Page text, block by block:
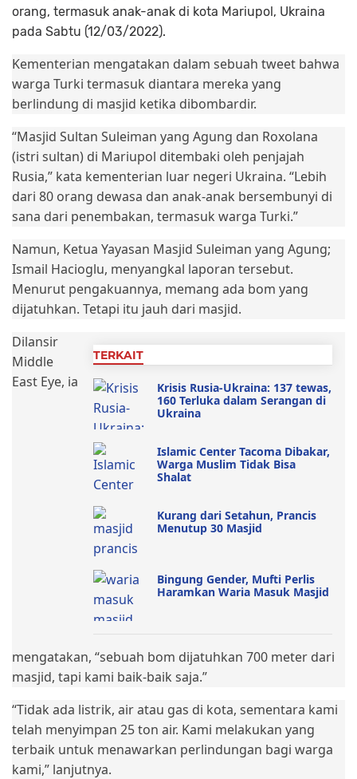
orang, termasuk anak-anak di kota Mariupol, Ukraina
pada Sabtu (12/03/2022).
Kementerian mengatakan dalam sebuah tweet bahwa
warga Turki termasuk diantara mereka yang
berlindung di masjid ketika dibombardir.
“Masjid Sultan Suleiman yang Agung dan Roxolana
(istri sultan) di Mariupol ditembaki oleh penjajah
Rusia,” kata kementerian luar negeri Ukraina. “Lebih
dari 80 orang dewasa dan anak-anak bersembunyi di
sana dari penembakan, termasuk warga Turki.”
Namun, Ketua Yayasan Masjid Suleiman yang Agung;
Ismail Hacioglu, menyangkal laporan tersebut.
Menurut pengakuannya, memang ada bom yang
dijatuhkan. Tetapi itu jauh dari masjid.
TERKAIT
Krisis Rusia-Ukraina: 137 tewas,
160 Terluka dalam Serangan di
Ukraina
Islamic Center Tacoma Dibakar,
Warga Muslim Tidak Bisa
Shalat
Kurang dari Setahun, Prancis
Menutup 30 Masjid
Bingung Gender, Mufti Perlis
Haramkan Waria Masuk Masjid
Dilansir
Middle
East Eye, ia
mengatakan, “sebuah bom dijatuhkan 700 meter dari
masjid, tapi kami baik-baik saja.”
“Tidak ada listrik, air atau gas di kota, sementara kami
telah menyimpan 25 ton air. Kami melakukan yang
terbaik untuk menawarkan perlindungan bagi warga
kami,” lanjutnya.